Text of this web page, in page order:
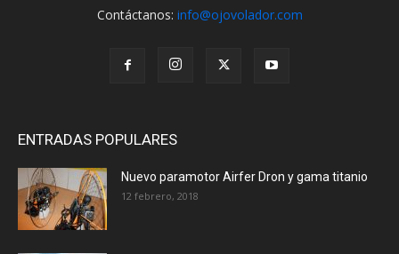
Contáctanos: info@ojovolador.com
ENTRADAS POPULARES
Nuevo paramotor Airfer Dron y gama titanio
12 febrero, 2018